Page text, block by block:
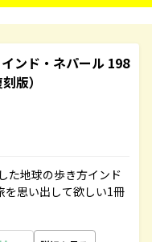
ンド・ネパール 198
版）
た地球の歩き方インド
思い出して欲しい1冊